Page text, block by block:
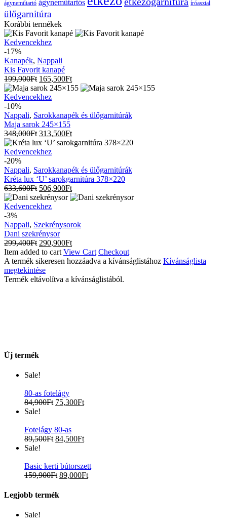
ágyneműtartó ágyneműtartós íróasztal
ülőgarnitúra
Korábbi termékek
Kis
Favorit
kanapé
Kedvencekhez
-17%
Kanapék, Nappali
Kis Favorit kanapé
199,900Ft 165,500Ft
Maja
sarok
245×155
Kedvencekhez
-10%
Nappali, Sarokkanapék és ülőgarnitúrák
Maja sarok 245×155
348,000Ft 313,500Ft
Kréta
lux
‘U’
sarokgarnitúra
378×220
Kedvencekhez
-20%
Nappali, Sarokkanapék és ülőgarnitúrák
Kréta lux ‘U’ sarokgarnitúra 378×220
633,600Ft 506,900Ft
Dani
szekrénysor
Kedvencekhez
-3%
Nappali, Szekrénysorok
Dani szekrénysor
299,400Ft 290,900Ft
Item added to cart View Cart Checkout
A termék sikeresen hozzáadva a kívánságlistához Kívánságlista
megtekintése
Termék eltávolítva a kívánságlistából.
Új termék
Sale!
80-as fotelágy
84,900Ft 75,300Ft
Sale!
Fotelágy 80-as
89,500Ft 84,500Ft
Sale!
Basic kerti bútorszett
159,900Ft 89,000Ft
Legjobb termék
Sale!